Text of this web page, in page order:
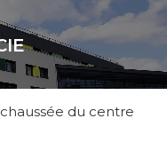
du centre